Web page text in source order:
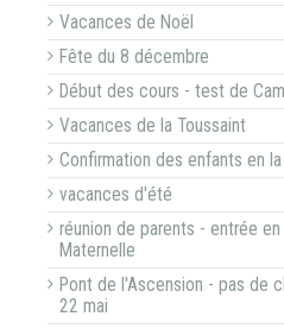
Vacances de Noël
Fête du 8 décembre
Début des cours - test de
Vacances de la Toussaint
Confirmation des enfants en
vacances d'été
réunion de parents - entrée
Maternelle
Pont de l'Ascension - pas de
22 mai